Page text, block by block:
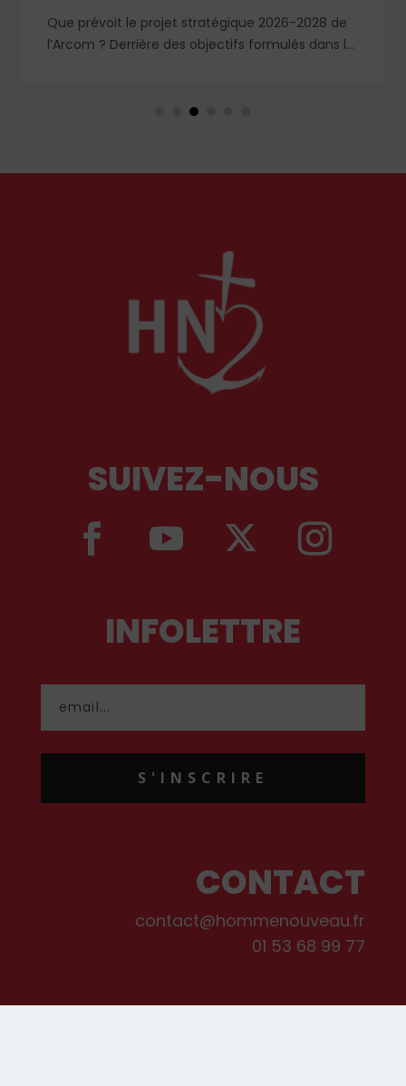
Que prévoit le projet stratégique 2026-2028 de
l’Arcom ? Derrière des objectifs formulés dans le
un système liberticide de surveillance et de
SUIVEZ-NOUS
INFOLETTRE
S'INSCRIRE
CONTACT
contact@hommenouveau.fr
01 53 68 99 77